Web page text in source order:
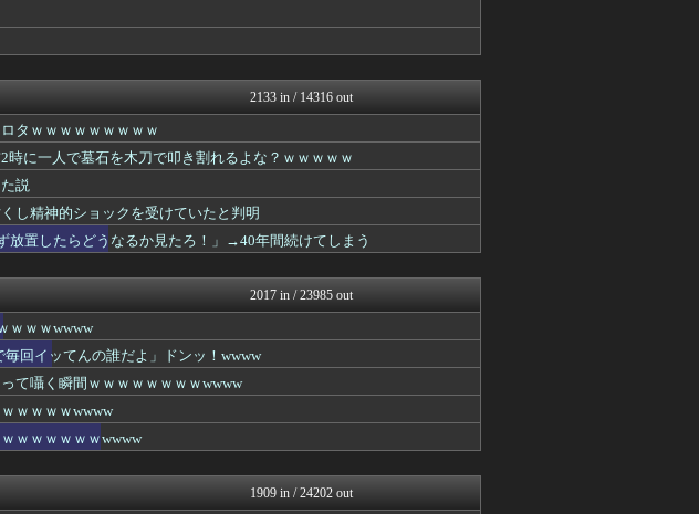
Zチャンネル＠VIP
wwwwwwwww
BIPブログ
【2ch】ニュー速クオリテ...
護に殺到、どうすん...
マジキチ速報
ｗｗ
キニ速
ｗｗｗｗ
ラビット速報
ｗｗｗｗｗｗｗｗｗｗ...
ｗｗｗｗｗｗｗｗｗｗ...
V速ニュップ
うしみつ-5chまとめ-
筋肉速報
おうまがタイムズ
買ってみるか...
あらまめ2ch
らwww
うとする
なんJミュージアム
ブしててムカつ...
スコールちゃんねる｜２ちゃ...
ｗｗｗ
不思議.net - 5ch...
Zチャンネル＠VIP
BIPブログ
しAIを従...
あらまめ2ch
2133 in / 14316 out
タｗｗｗｗｗｗｗｗｗ
時に一人で墓石を木刀で叩き割れるよな？ｗｗｗｗｗ
説
し精神的ショックを受けていたと判明
放置したらどうなるか見たろ！」→40年間続けてしまう
2017 in / 23985 out
ｗｗｗwwww
回イッてんの誰だよ」ドンッ！wwww
て囁く瞬間ｗｗｗｗｗｗｗｗwwww
ｗｗｗｗwwww
ｗｗｗｗｗｗwwww
1909 in / 24202 out